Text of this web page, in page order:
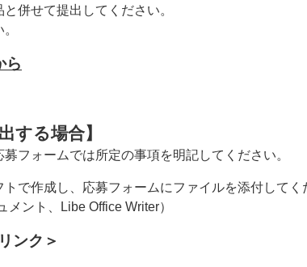
併せて提出してください。
ら
する場合】
フォームでは所定の事項を明記してください。
で作成し、応募フォームにファイルを添付してく
メント、Libe Office Writer）
ンク＞